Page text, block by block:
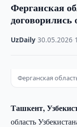
Ферганская
договорились
UzDaily ·30.05.2026
Ферганская
Ташкент,
область